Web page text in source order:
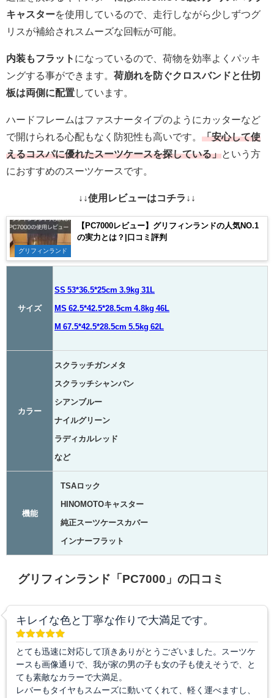
キャスターを使用しているので、走行しながら少しずつグ
リスが補給されスムーズな回転が可能。
内装もフラット になっているので、荷物を効率よくパッキ
ングする事ができます。 荷崩れを防ぐクロスバンドと仕切
板は両側に配置しています。
ハードフレームはファスナータイプのようにカッターなど
で開けられる心配もなく防犯性も高いです。 「安心して使
えるコスパに優れたスーツケースを探している」という方
におすすめのスーツケースです。
↓↓使用レビューはコチラ↓↓
グリフィンランド
【PC7000レビュー】グリフィンランドの人気NO.1
の実力とは？|口コミ評判
サイズ
SS 53*36.5*25cm 3.9kg 31L
MS 62.5*42.5*28.5cm 4.8kg 46L
M 67.5*42.5*28.5cm 5.5kg 62L
カラー
スクラッチガンメタ
スクラッチシャンパン
シアンブルー
ナイルグリーン
ラディカルレッド
など
機能
TSAロック
HINOMOTOキャスター
純正スーツケースカバー
インナーフラット
グリフィンランド「PC7000」の口コミ
キレイな色と丁寧な作りで大満足です。
とても迅速に対応して頂きありがとうございました。スーツケ
ースも画像通りで、我が家の男の子も女の子も使えそうで、と
ても素敵なカラーで大満足。
レバーもタイヤもスムーズに動いてくれて、軽く運べますし、